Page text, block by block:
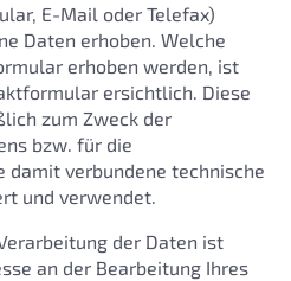
E-Mail oder Telefax)
Daten erhoben. Welche
erhoben werden, ist
ersichtlich. Diese
zum Zweck der
bzw. für die
damit verbundene technische
und verwendet.
der Daten ist
an der Bearbeitung Ihres